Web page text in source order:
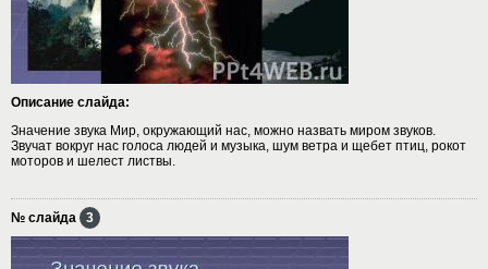
Описание слайда:
Значение звука Мир, окружающий нас, можно назвать миром звуков.
Звучат вокруг нас голоса людей и музыка, шум ветра и щебет птиц, рокот
моторов и шелест листвы.
№ слайда 3